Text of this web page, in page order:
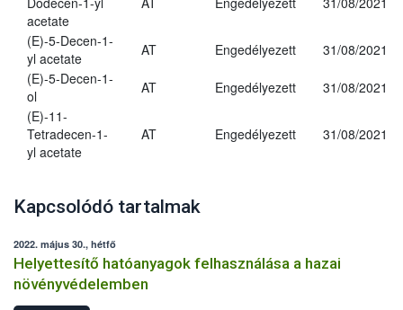
acetate
(E)-5-Decen-1-
yl acetate
AT Engedélyezett
31/08/2021
(E)-5-Decen-1-
ol
AT Engedélyezett
31/08/2021
(E)-11-
Tetradecen-1-
yl acetate
AT Engedélyezett 31/08/2021
Kapcsolódó tartalmak
2022. május 30., hétfő
Helyettesítő hatóanyagok felhasználása a hazai
növényvédelemben